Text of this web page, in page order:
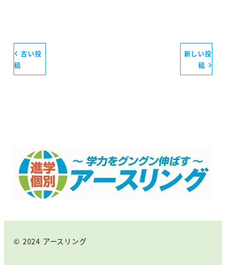
古い投
稿
新しい投
稿
© 2024 アースリング